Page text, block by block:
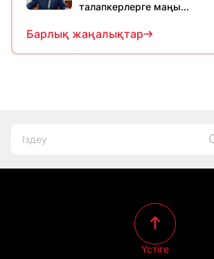
талапкерлерге маңы...
Барлық жаңалықтар
Үстіге